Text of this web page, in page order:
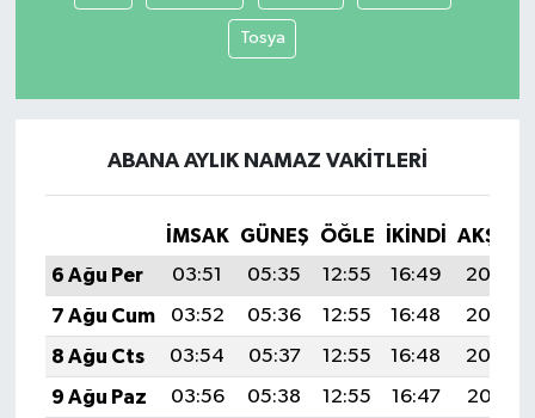
Tosya
ABANA AYLIK NAMAZ VAKITLERI
İMSAK GÜNEŞ ÖĞLE İKINDI
AKŞAM
6 Ağu Per
03:51 05:35 12:55 16:49
20:05
7 Ağu Cum
03:52 05:36 12:55 16:48
20:03
8 Ağu Cts
03:54 05:37 12:55 16:48
20:02
9 Ağu Paz
03:56 05:38 12:55 16:47
20:01